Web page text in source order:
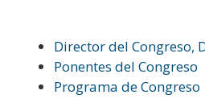
Director del Congreso,
Ponentes del Congreso
Programa de Congreso